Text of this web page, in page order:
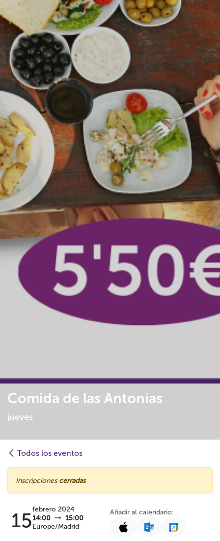
Comida de las Antonias
jueves
Todos los eventos
Inscripciones cerradas
15febrero 2024
14:00
15:00
Europe/Madrid
Añadir al calendario: